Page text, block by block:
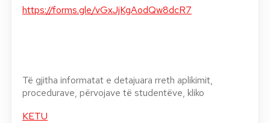
https://forms.gle/vGxJjKgAodQw8dcR7
Të gjitha informatat e detajuara rreth aplikimit,
procedurave, përvojave të studentëve, kliko
KETU